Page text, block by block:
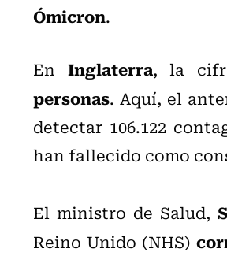
Ómicron.
En Inglaterra, la
personas. Aquí, el
detectar 106.122
han fallecido como
El ministro de Salud,
Reino Unido (NHS)